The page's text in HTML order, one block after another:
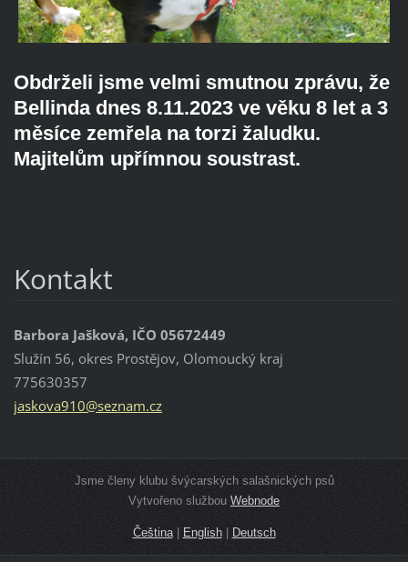
Obdrželi jsme velmi smutnou zprávu, že
Bellinda dnes 8.11.2023 ve věku 8 let a 3
měsíce zemřela na torzi žaludku.
Majitelům upřímnou soustrast.
Kontakt
Barbora Jašková, IČO 05672449
Služín 56, okres Prostějov, Olomoucký kraj
775630357
jaskova910@seznam.cz
Jsme členy klubu švýcarských salašnických psů
Vytvořeno službouWebnode
Čeština| English| Deutsch